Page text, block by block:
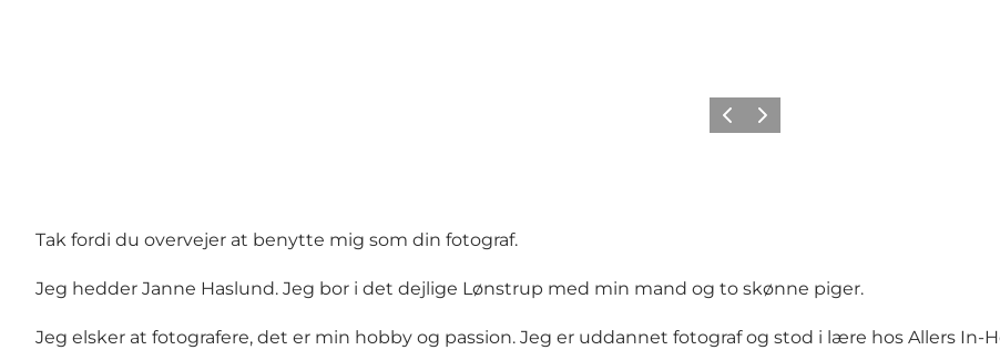
ForrigeNeste
Tak fordi du overvejer at benytte mig som din fotograf.
Jeg hedder Janne Haslund. Jeg bor i det dejlige Lønstrup med min mand og to skønne piger.
Jeg elsker at fotografere, det er min hobby og passion. Jeg er uddannet fotograf og stod i lære hos Allers